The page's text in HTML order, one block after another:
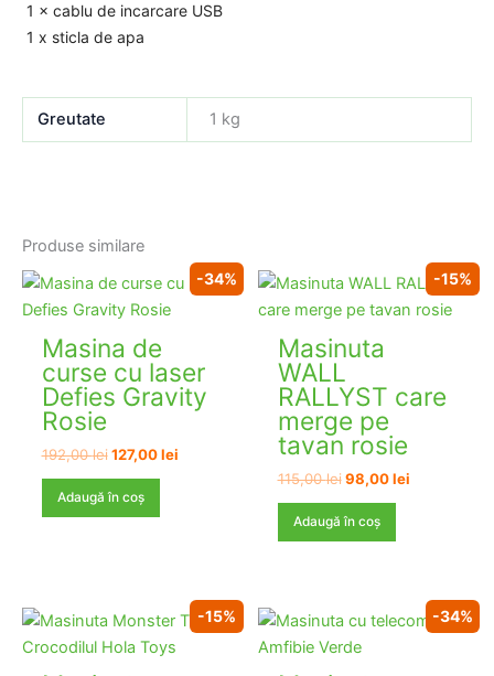
1 × cablu de incarcare USB
1 x sticla de apa
Greutate 1 kg
Produse similare
-34%
Masina de
curse cu laser
Defies Gravity
Rosie
192,00lei Prețul
a
fost:
127,00leiPrețul
Adaugă în coș
-15%
Masinuta
WALL
RALLYST care
merge pe
tavan rosie
115,00lei Prețul
a
98,00leiPrețul
Adaugă în coș
-15% -34%